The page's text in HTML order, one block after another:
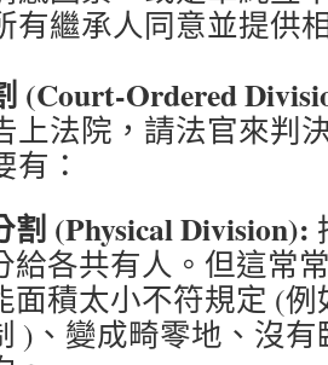
有繼承人同意並提供
(Court-Ordered
上法院，請法官來判
有：
割 (Physical Division):
給各共有人。但這常
面積太小不符規定 (
)、變成畸零地、沒